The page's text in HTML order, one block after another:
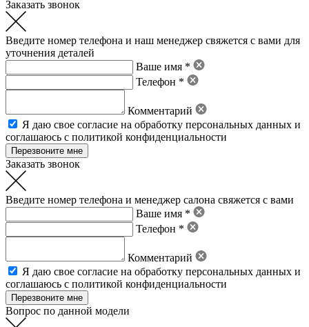
Заказать звонок
Введите номер телефона и наш менеджер свяжется с вами для
уточнения деталей
Ваше имя *
Телефон *
Комментарий
Я даю свое согласие на обработку персональных данных и
соглашаюсь с политикой конфиденциальности
Заказать звонок
Введите номер телефона и менеджер салона свяжется с вами
Ваше имя *
Телефон *
Комментарий
Я даю свое согласие на обработку персональных данных и
соглашаюсь с политикой конфиденциальности
Вопрос по данной модели